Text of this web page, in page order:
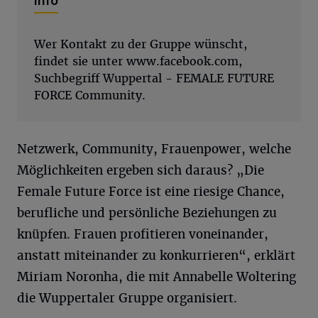
Wer Kontakt zu der Gruppe wünscht,
findet sie unter www.facebook.com,
Suchbegriff Wuppertal - FEMALE FUTURE
FORCE Community.
Netzwerk, Community, Frauenpower, welche
Möglichkeiten ergeben sich daraus? „Die
Female Future Force ist eine riesige Chance,
berufliche und persönliche Beziehungen zu
knüpfen. Frauen profitieren voneinander,
anstatt miteinander zu konkurrieren“, erklärt
Miriam Noronha, die mit Annabelle Woltering
die Wuppertaler Gruppe organisiert.